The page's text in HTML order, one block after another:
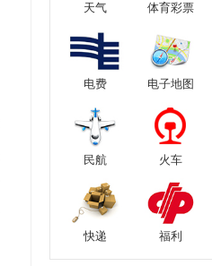
天气 体育彩票
电费 电子地图
民航 火车
快递 福利